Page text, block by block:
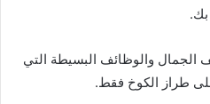
بك.
الجمال والوظائف البسيطة التي
طراز الكوخ فقط.